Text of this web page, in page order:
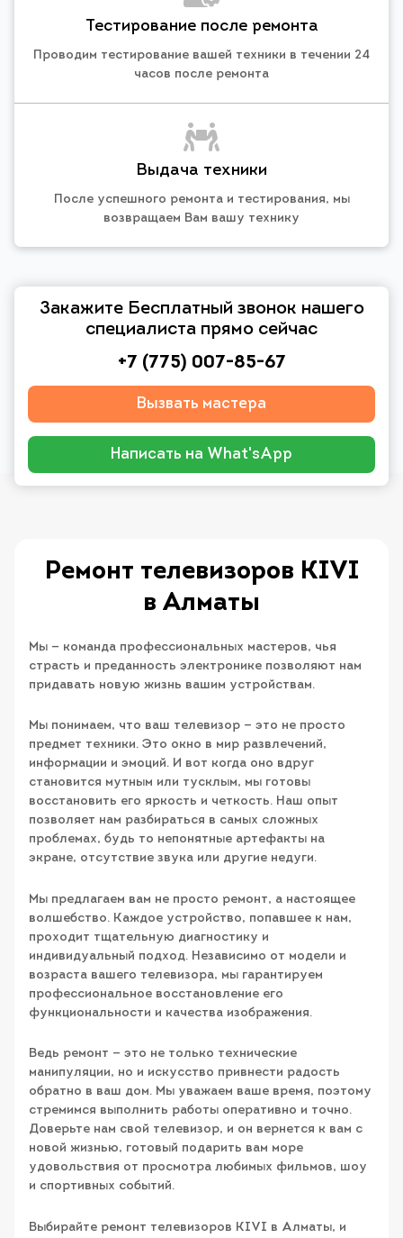
Тестирование после ремонта
Проводим тестирование вашей техники в течении 24
часов после ремонта
Выдача техники
После успешного ремонта и тестирования, мы
возвращаем Вам вашу технику
Закажите Бесплатный звонок нашего
специалиста прямо сейчас
+7 (775) 007-85-67
Вызвать мастера
Написать на What'sApp
Ремонт телевизоров KIVI
в Алматы
Мы — команда профессиональных мастеров, чья
страсть и преданность электронике позволяют нам
придавать новую жизнь вашим устройствам.
Мы понимаем, что ваш телевизор — это не просто
предмет техники. Это окно в мир развлечений,
информации и эмоций. И вот когда оно вдруг
становится мутным или тусклым, мы готовы
восстановить его яркость и четкость. Наш опыт
позволяет нам разбираться в самых сложных
проблемах, будь то непонятные артефакты на
экране, отсутствие звука или другие недуги.
Мы предлагаем вам не просто ремонт, а настоящее
волшебство. Каждое устройство, попавшее к нам,
проходит тщательную диагностику и
индивидуальный подход. Независимо от модели и
возраста вашего телевизора, мы гарантируем
профессиональное восстановление его
функциональности и качества изображения.
Ведь ремонт — это не только технические
манипуляции, но и искусство привнести радость
обратно в ваш дом. Мы уважаем ваше время, поэтому
стремимся выполнить работы оперативно и точно.
Доверьте нам свой телевизор, и он вернется к вам с
новой жизнью, готовый подарить вам море
удовольствия от просмотра любимых фильмов, шоу
и спортивных событий.
Выбирайте ремонт телевизоров KIVI в Алматы, и